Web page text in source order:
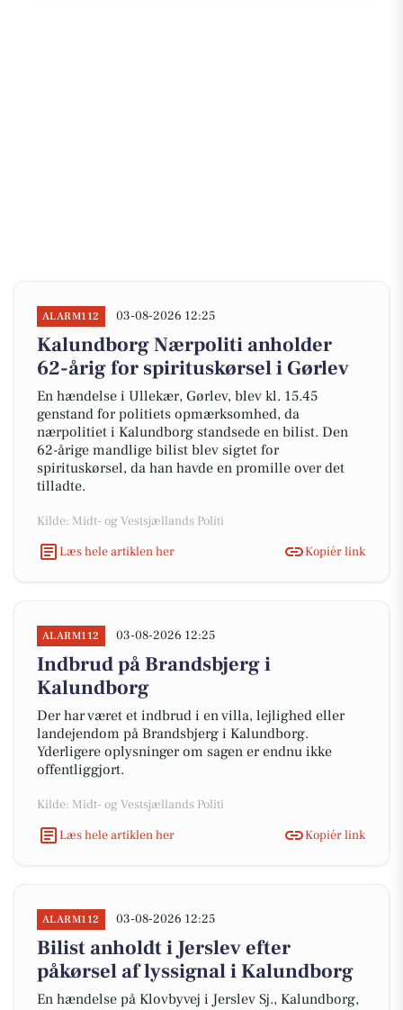
ALARM112 03-08-2026 12:25
Kalundborg Nærpoliti anholder
62-årig for spirituskørsel i Gørlev
En hændelse i Ullekær, Gørlev, blev kl. 15.45
genstand for politiets opmærksomhed, da
nærpolitiet i Kalundborg standsede en bilist. Den
62-årige mandlige bilist blev sigtet for
spirituskørsel, da han havde en promille over det
tilladte.
Kilde: Midt- og Vestsjællands Politi
Læs hele artiklen her
Kopiér link
ALARM112 03-08-2026 12:25
Indbrud på Brandsbjerg i
Kalundborg
Der har været et indbrud i en villa, lejlighed eller
landejendom på Brandsbjerg i Kalundborg.
Yderligere oplysninger om sagen er endnu ikke
offentliggjort.
Kilde: Midt- og Vestsjællands Politi
Læs hele artiklen her
Kopiér link
ALARM112 03-08-2026 12:25
Bilist anholdt i Jerslev efter
påkørsel af lyssignal i Kalundborg
En hændelse på Klovbyvej i Jerslev Sj., Kalundborg,